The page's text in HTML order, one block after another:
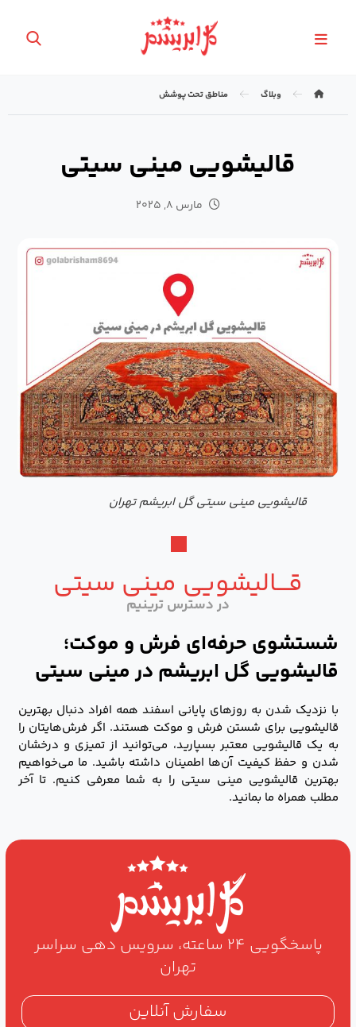
وبلاگ مناطق تحت پوشش
قالیشویی مینی سیتی
مارس ۸, ۲۰۲۵
قالیشویی مینی سیتی گل ابریشم تهران
قـــالیشویی مینی سیتی
در دسترس ترینیم
شستشوی حرفه‌ای فرش و موکت؛
قالیشویی گل ابریشم در مینی سیتی
با نزدیک شدن به روزهای پایانی اسفند همه افراد دنبال بهترین
قالیشویی برای شستن فرش و موکت هستند. اگر فرش‌هایتان را
به یک قالیشویی معتبر بسپارید، می‌توانید از تمیزی و درخشان
شدن و حفظ کیفیت آن‌ها اطمینان داشته باشید. ما می‌خواهیم
بهترین قالیشویی مینی سیتی را به شما معرفی کنیم. تا آخر
مطلب همراه ما بمانید.
پاسخگویی ۲۴ ساعته، سرویس دهی سراسر
تهران
سفارش آنلاین